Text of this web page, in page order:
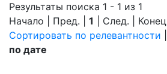
Результаты поиска 1 - 1 из 1
Начало | Пред. | 1 | След. | Конец
Сортировать по релевантности
по дате